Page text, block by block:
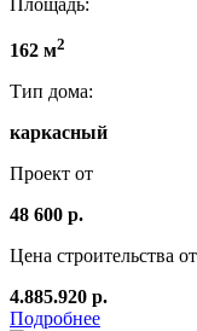
Площадь:
162 м2
Тип дома:
каркасный
Проект от
48 600 р.
Цена строительства от
4.885.920 р.
Подробнее